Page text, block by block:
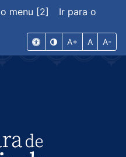
menu [2]
Ir para o
A+ A A-